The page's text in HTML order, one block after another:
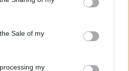
Sale of my
my